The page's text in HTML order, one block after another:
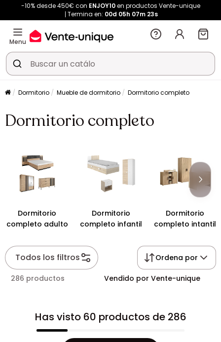
-10% desde 450€ con ENJOY10en productos Vente-unique
Termina en: 00d 05h 07m 22s
Menu
Dormitorio Mueble de dormitorio Dormitorio completo
Dormitorio completo
Dormitorio
completo adulto
Dormitorio
completo infantil
Dormitorio
completo intantil
Todos los filtros Ordena por
286 productos Vendido por Vente-unique
Has visto 60 productos de 286